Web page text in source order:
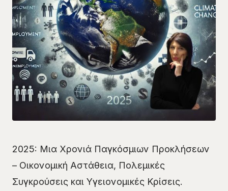
2025: Μια Χρονιά Παγκόσμιων Προκλήσεων
– Οικονομική Αστάθεια, Πολεμικές
Συγκρούσεις και Υγειονομικές Κρίσεις.